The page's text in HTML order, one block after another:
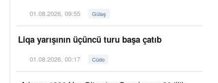
01.08.2026, 09:55 Güləş
Liqa yarışının üçüncü turu başa çatıb
01.08.2026, 00:17 Cüdo